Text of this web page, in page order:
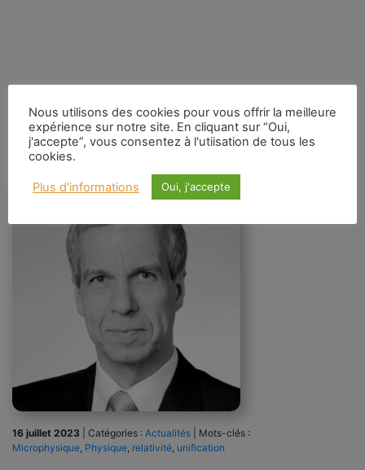
Christoph Schiller : Des points aux
brins fluctuants : faire progresser la
physique théorique
16 juillet 2023 Catégories : Actualités
Mots-clés :
Microphysique, Physique, relativité, unification
Nous utilisons des cookies pour vous offrir la meilleure
expérience sur notre site. En cliquant sur “Oui,
j'accepte”, vous consentez à l'utiisation de tous les
cookies.
Plus d'informations Oui, j'accepte